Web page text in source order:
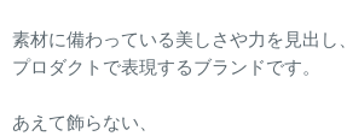
素材に備わっている美しさや力を見出し、
プロダクトで表現するブランドです。
あえて飾らない、